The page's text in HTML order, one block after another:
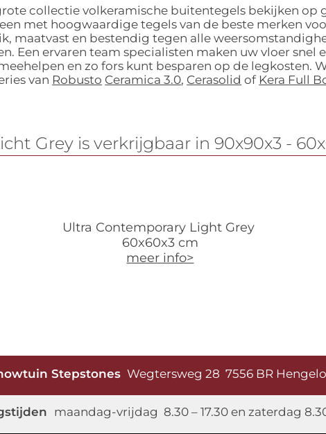
collectie volkeramische buitentegels bekijken op
met hoogwaardige tegels van de beste merken
maatvast en bestendig tegen alle
Een ervaren team specialisten maken uw vloer snel
en zo fors kunt besparen op de legkosten.
van Robusto Ceramica 3.0, Cerasolid of Kera Full
Grey is verkrijgbaar in 90x90x3 -
Ultra Contemporary Light Grey
60x60x3 cm
meer info>
Stepstones Wegtersweg 28 7556 BR Hengelo
maandag-vrijdag 8.30 – 17.30 en zaterdag